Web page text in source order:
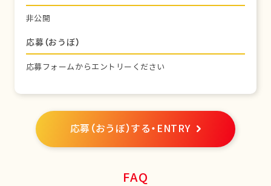
非公開
応募（おうぼ）
応募フォームからエントリーください
応募（おうぼ）する・ENTRY
FAQ